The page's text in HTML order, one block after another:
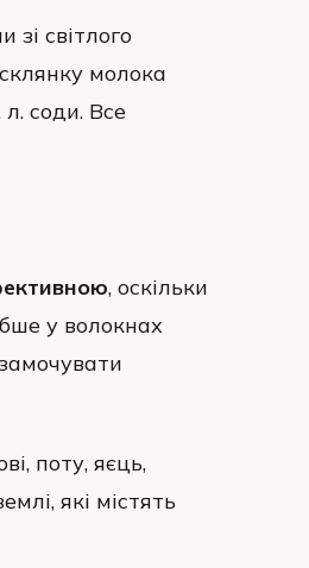
світлого
молока
соди. Все
, оскільки
у волокнах
поту, яєць,
які містять